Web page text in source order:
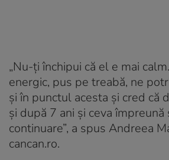
„Nu-ți închipui că el e mai
energic, pus pe treabă, ne
și în punctul acesta și cred că
și după 7 ani și ceva
continuare”, a spus Andreea
cancan.ro.